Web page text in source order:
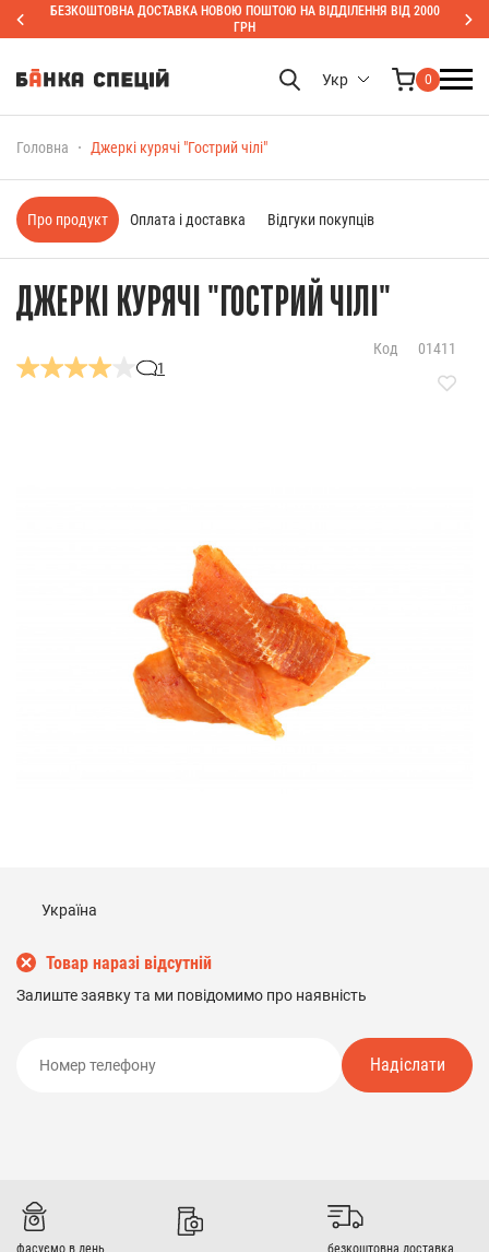
БЕЗКОШТОВНА ДОСТАВКА НОВОЮ ПОШТОЮ НА ВІДДІЛЕННЯ ВІД 2000
ГРН
Укр 0
Головна Джеркі курячі "Гострий чілі"
ДЖЕРКІ КУРЯЧІ "ГОСТРИЙ ЧІЛІ"
1
Код 01411
Україна
Товар наразі відсутній
Залиште заявку та ми повідомимо про наявність
Надіслати
Про продукт Оплата і доставка Відгуки покупців
фасуємо в день
безкоштовна доставка